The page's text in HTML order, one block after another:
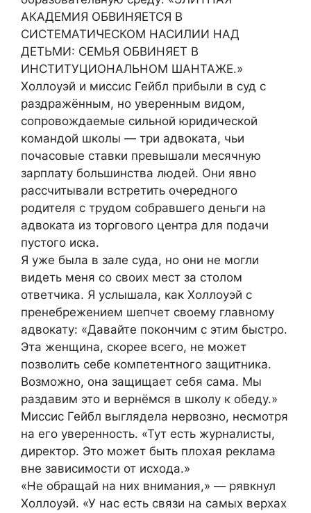
АКАДЕМИЯ ОБВИНЯЕТСЯ В
СИСТЕМАТИЧЕСКОМ НАСИЛИИ НАД
ДЕТЬМИ: СЕМЬЯ ОБВИНЯЕТ В
ИНСТИТУЦИОНАЛЬНОМ ШАНТАЖЕ.»
Холлоуэй и миссис Гейбл прибыли в суд с
раздражённым, но уверенным видом,
сопровождаемые сильной юридической
командой школы — три адвоката, чьи
почасовые ставки превышали месячную
зарплату большинства людей. Они явно
рассчитывали встретить очередного
родителя с трудом собравшего деньги на
адвоката из торгового центра для подачи
пустого иска.
Я уже была в зале суда, но они не могли
видеть меня со своих мест за столом
ответчика. Я услышала, как Холлоуэй с
пренебрежением шепчет своему главному
адвокату: «Давайте покончим с этим быстро.
Эта женщина, скорее всего, не может
позволить себе компетентного защитника.
Возможно, она защищает себя сама. Мы
раздавим это и вернёмся в школу к обеду.»
Миссис Гейбл выглядела нервозно, несмотря
на его уверенность. «Тут есть журналисты,
директор. Это может быть плохая реклама
вне зависимости от исхода.»
«Не обращай на них внимания,» — рявкнул
Холлоуэй. «У нас есть связи на самых верхах